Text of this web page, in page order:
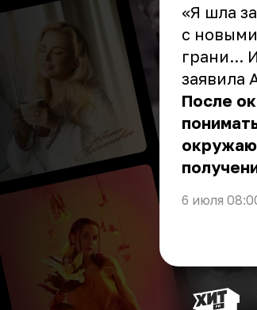
«Я шла
с
грани...
заявила
После
6 июля